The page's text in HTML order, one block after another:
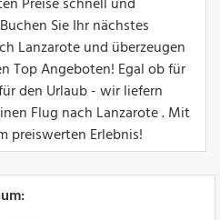
Sie Ihr nächstes
Lanzarote und überzeugen
Top Angeboten! Egal ob für
den Urlaub - wir liefern
Flug nach Lanzarote . Mit
preiswerten Erlebnis!